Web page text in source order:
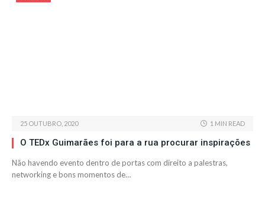
25 OUTUBRO, 2020 1 MIN READ
O TEDx Guimarães foi para a rua procurar inspirações
Não havendo evento dentro de portas com direito a palestras,
networking e bons momentos de…